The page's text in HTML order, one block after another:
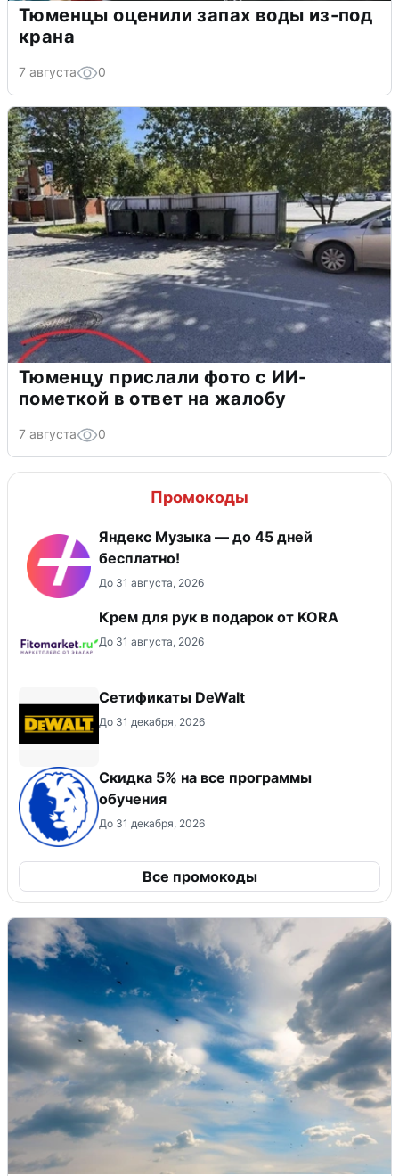
Тюменцы оценили запах воды из-под
крана
7 августа 0
Тюменцу прислали фото с ИИ-
пометкой в ответ на жалобу
7 августа 0
Промокоды
Яндекс Музыка — до 45 дней
бесплатно!
До 31 августа, 2026
Крем для рук в подарок от KORA
До 31 августа, 2026
Сетификаты DeWalt
До 31 декабря, 2026
Скидка 5% на все программы
обучения
До 31 декабря, 2026
Все промокоды